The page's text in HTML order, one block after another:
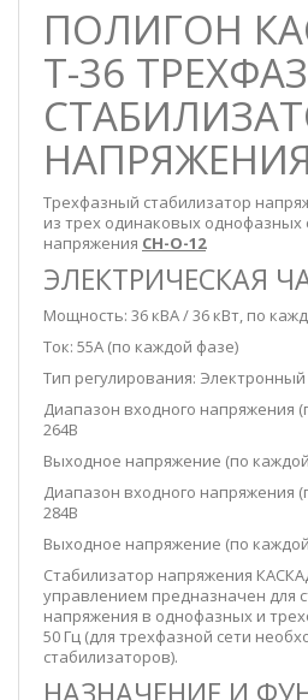
ПОЛИГОН
Т-36
Трехфазный стабилизатор
из трех одинаковых однофазных
напряжения СН-О-12
ЭЛЕКТРИЧЕСКАЯ
Мощность: 36 кВА / 36 кВт, по
Ток: 55А (по каждой фазе)
Тип регулирования:
Диапазон входного напряжения
264В
Выходное напряжение (по каждой
Диапазон входного напряжения
284В
Выходное напряжение (по каждой
Стабилизатор напряжения
управлением предназначен для
напряжения в однофазных и
50 Гц (для трехфазной сети
стабилизаторов).